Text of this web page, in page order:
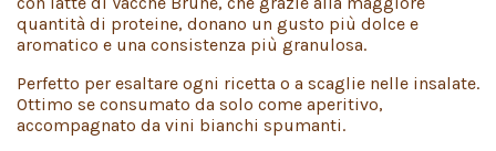
quantità di proteine, donano un gusto più dolce e
aromatico e una consistenza più granulosa.
Perfetto per esaltare ogni ricetta o a scaglie nelle insalate.
Ottimo se consumato da solo come aperitivo,
accompagnato da vini bianchi spumanti.